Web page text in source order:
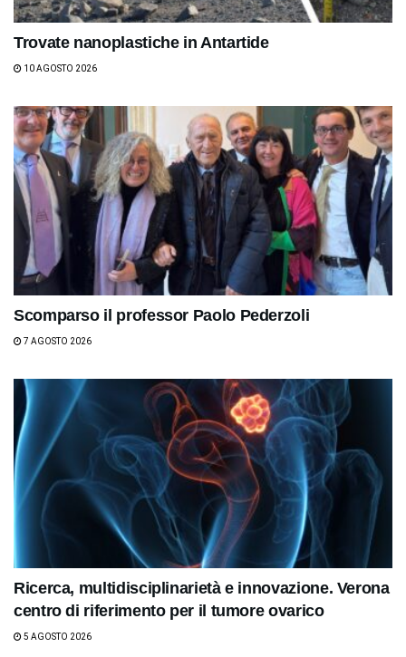
Trovate nanoplastiche in Antartide
10 AGOSTO 2026
Scomparso il professor Paolo Pederzoli
7 AGOSTO 2026
Ricerca, multidisciplinarietà e innovazione. Verona
centro di riferimento per il tumore ovarico
5 AGOSTO 2026